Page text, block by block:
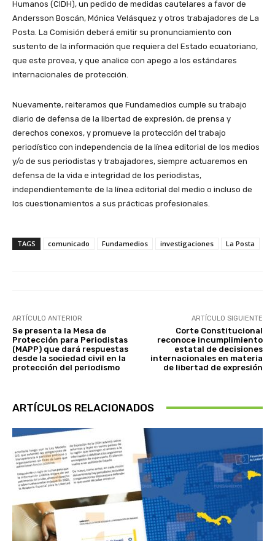
Humanos (CIDH), un pedido de medidas cautelares a favor de
Andersson Boscán, Mónica Velásquez y otros trabajadores de La
Posta. La Comisión deberá emitir su pronunciamiento con
sustento de la información que requiera del Estado ecuatoriano,
que este provea, y que analice con apego a los estándares
internacionales de protección.
Nuevamente, reiteramos que Fundamedios cumple su trabajo
diario de defensa de la libertad de expresión, de prensa y
derechos conexos, y promueve la protección del trabajo
periodístico con independencia de la línea editorial de los medios
y/o de sus periodistas y trabajadores, siempre actuaremos en
defensa de la vida e integridad de los periodistas,
independientemente de la línea editorial del medio o incluso de
los cuestionamientos a sus prácticas profesionales.
TAGS comunicado Fundamedios investigaciones La Posta
ARTÍCULO ANTERIOR
Se presenta la Mesa de
Protección para Periodistas
(MAPP) que dará respuestas
desde la sociedad civil en la
protección del periodismo
ARTÍCULO SIGUIENTE
Corte Constitucional
reconoce incumplimiento
estatal de decisiones
internacionales en materia
de libertad de expresión
ARTÍCULOS RELACIONADOS